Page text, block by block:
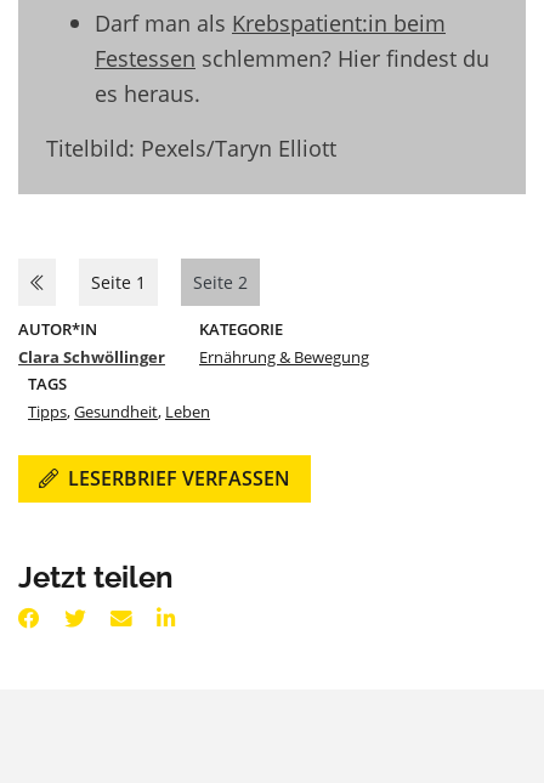
Darf man als Krebspatient:in beim
Festessen schlemmen? Hier findest du
es heraus.
Titelbild: Pexels/Taryn Elliott
Seite 1 Seite 2
AUTOR*IN
Clara Schwöllinger
KATEGORIE
Ernährung & Bewegung
TAGS
Tipps,Gesundheit, Leben
LESERBRIEF VERFASSEN
Jetzt teilen